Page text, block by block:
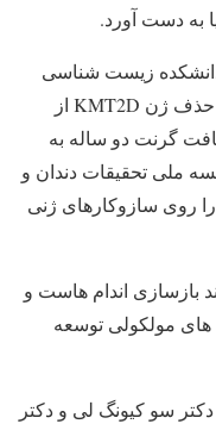
به دست آورد.
زیست شناسی
دهان دانشگاه بوفالو که نقش مهمی در حذف ژن KMT2D از
گرنت دو ساله به
ملی تحقیقات دندان و
روی سازوکارهای ژنی
بازسازی اندام هاست و
های مولکولی توسعه
سو کیونگ لی و دکتر